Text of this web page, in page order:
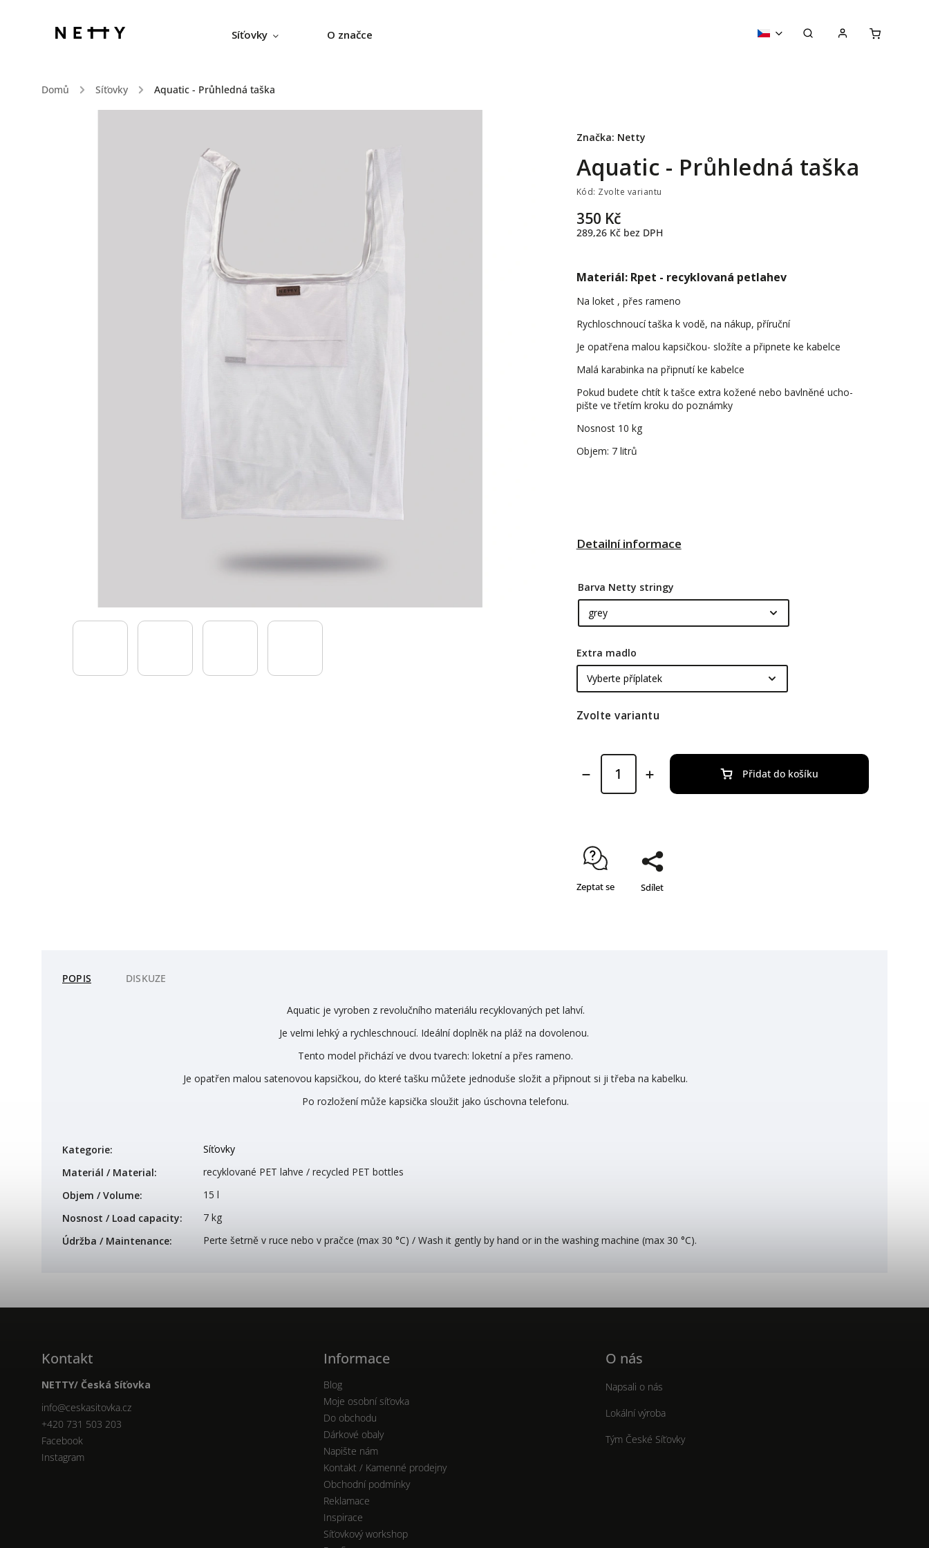
Síťovky O značce
Domů / Síťovky / Aquatic - Průhledná taška
Aquatic - Průhledná taška
Kód: Zvolte variantu
350 Kč
289,26 Kčbez DPH
Materiál: Rpet - recyklovaná petlahev
Na loket , přes rameno
Rychloschnoucí taška k vodě, na nákup, příruční
Je opatřena malou kapsičkou- složíte a připnete ke kabelce
Malá karabinka na připnutí ke kabelce
Pokud budete chtít k tašce extra kožené nebo bavlněné ucho-
pište ve třetím kroku do poznámky
Nosnost 10 kg
Objem: 7 litrů
Detailní informace
Značka: Netty
Barva Netty stringy
Extra madlo
Zvolte variantu
Přidat do košíku
Zeptat se Sdílet
POPIS DISKUZE
Aquatic je vyroben z revolučního materiálu recyklovaných pet lahví.
Je velmi lehký a rychleschnoucí. Ideální doplněk na pláž na dovolenou.
Tento model přichází ve dvou tvarech: loketní a přes rameno.
Je opatřen malou satenovou kapsičkou, do které tašku můžete jednoduše složit a připnout si ji třeba na kabelku.
Po rozložení může kapsička sloužit jako úschovna telefonu.
Kategorie:
Síťovky
Materiál / Material:
recyklované PET lahve / recycled PET bottles
Objem / Volume:
15 l
Nosnost / Load capacity:
7 kg
Údržba / Maintenance: Perte šetrně v ruce nebo v pračce (max 30 °C) / Wash it gently by hand or in the washing machine (max 30 °C).
Kontakt
NETTY/ Česká Síťovka
info@ceskasitovka.cz
+420 731 503 203
Facebook
Instagram
Informace
Blog
Moje osobní síťovka
Do obchodu
Dárkové obaly
Napište nám
Kontakt / Kamenné prodejny
Obchodní podmínky
Reklamace
Inspirace
Síťovkový workshop
O nás
Napsali o nás
Lokální výroba
Tým České Síťovky